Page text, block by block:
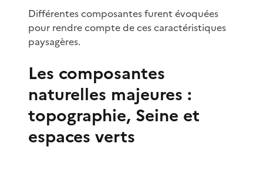
Différentes composantes furent évoquées
pour rendre compte de ces caractéristiques
paysagères.
Les composantes
naturelles majeures :
topographie, Seine et
espaces verts